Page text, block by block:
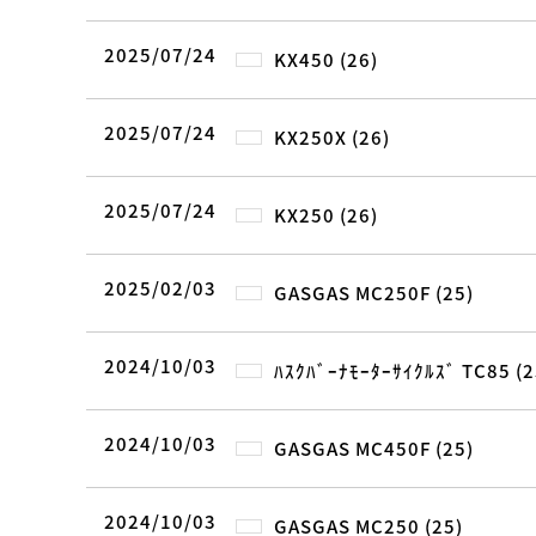
2025/07/24 KX450 (26)
2025/07/24 KX250X (26)
2025/07/24 KX250 (26)
2025/02/03 GASGAS MC250F (25)
2024/10/03 ﾊｽｸﾊﾞｰﾅﾓｰﾀｰｻｲｸﾙｽﾞ TC85
2024/10/03 GASGAS MC450F (25)
2024/10/03 GASGAS MC250 (25)